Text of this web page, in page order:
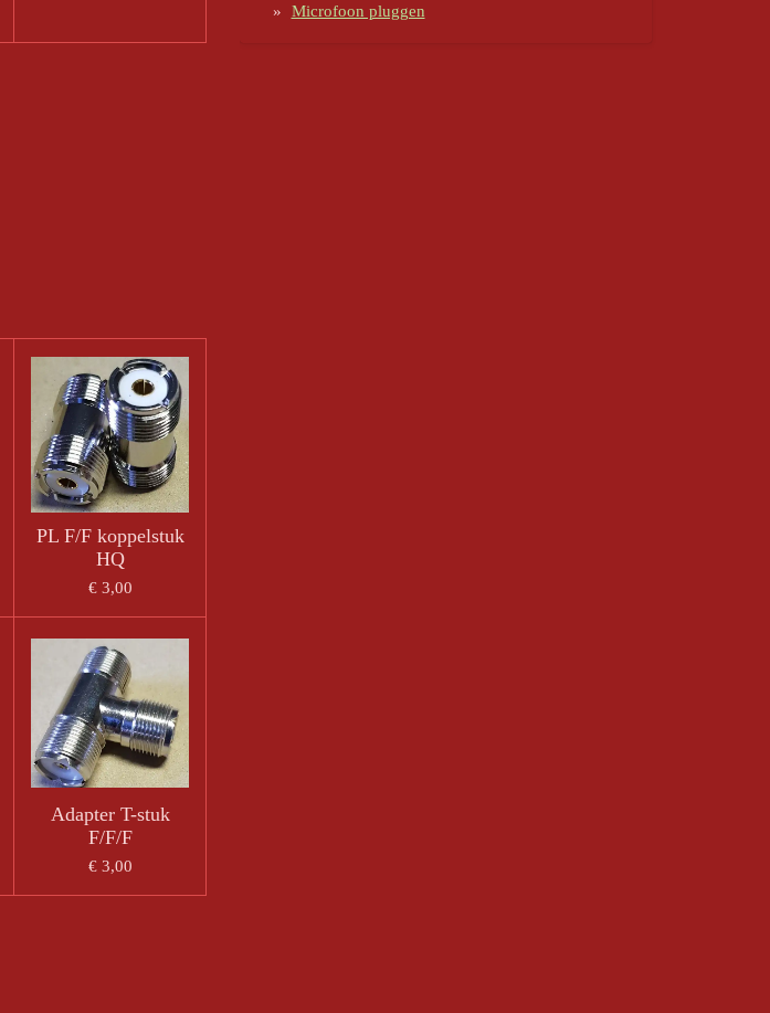
PL F/F koppelstuk
HQ
€ 3,00
Adapter T-stuk
F/F/F
€ 3,00
Microfoon pluggen